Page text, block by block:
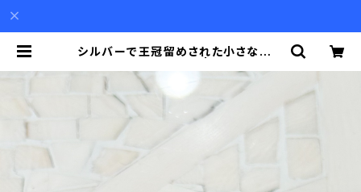
シルバーで王冠留めされた小さなルビ